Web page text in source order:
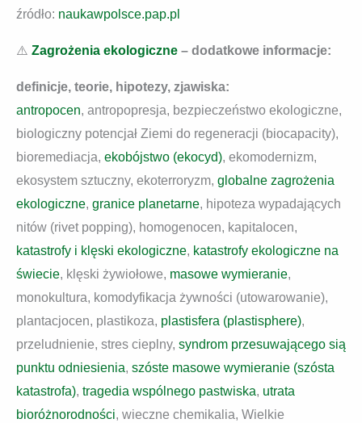
źródło: naukawpolsce.pap.pl
⚠️ Zagrożenia ekologiczne – dodatkowe informacje:
definicje, teorie, hipotezy, zjawiska:
antropocen, antropopresja, bezpieczeństwo ekologiczne,
biologiczny potencjał Ziemi do regeneracji (biocapacity),
bioremediacja, ekobójstwo (ekocyd), ekomodernizm,
ekosystem sztuczny, ekoterroryzm, globalne zagrożenia
ekologiczne, granice planetarne, hipoteza wypadających
nitów (rivet popping), homogenocen, kapitalocen,
katastrofy i klęski ekologiczne, katastrofy ekologiczne na
świecie, klęski żywiołowe, masowe wymieranie,
monokultura, komodyfikacja żywności (utowarowanie),
plantacjocen, plastikoza, plastisfera (plastisphere),
przeludnienie, stres cieplny, syndrom przesuwającego sią
punktu odniesienia, szóste masowe wymieranie (szósta
katastrofa), tragedia wspólnego pastwiska, utrata
bioróżnorodności, wieczne chemikalia, Wielkie